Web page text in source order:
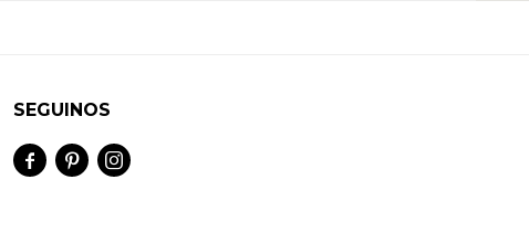
SEGUINOS
  